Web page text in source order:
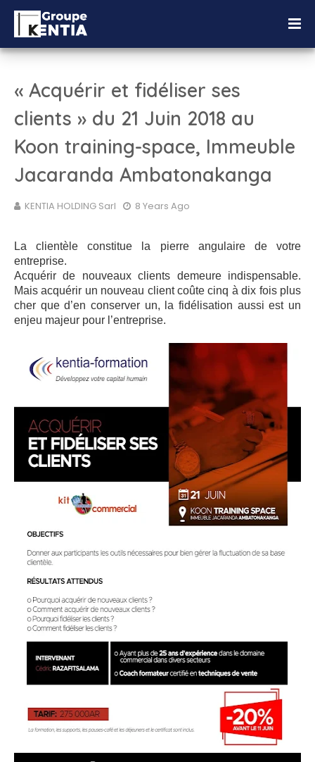
« Acquérir et fidéliser ses
clients » du 21 Juin 2018 au
Koon training-space, Immeuble
Jacaranda Ambatonakanga
KENTIA HOLDING Sarl 8 Years Ago
La clientèle constitue la pierre angulaire de votre
entreprise.
Acquérir de nouveaux clients demeure indispensable.
Mais acquérir un nouveau client coûte cinq à dix fois plus
cher que d’en conserver un, la fidélisation aussi est un
enjeu majeur pour l’entreprise.